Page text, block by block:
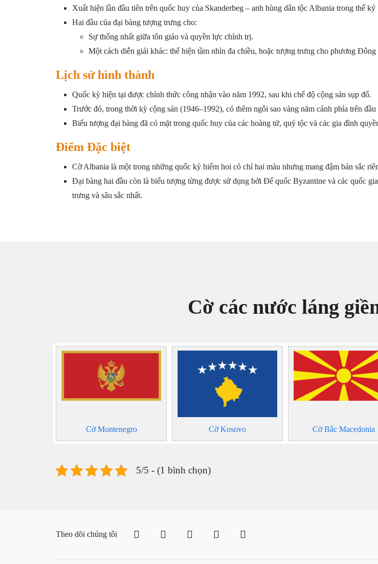
Xuất hiện lần đầu tiên trên quốc huy của Skanderbeg – anh hùng dân tộc Albania trong thế
Hai đầu của đại bàng tượng trưng cho:
Sự thống nhất giữa tôn giáo và quyền lực chính trị.
Một cách diễn giải khác: thể hiện tầm nhìn đa chiều, hoặc tượng trưng cho phương
Lịch sử hình thành
Quốc kỳ hiện tại được chính thức công nhận vào năm 1992, sau khi chế độ cộng sản sụp đổ.
Trước đó, trong thời kỳ cộng sản (1946–1992), có thêm ngôi sao vàng năm cánh phía trên
Biểu tượng đại bàng đã có mặt trong quốc huy của các hoàng tử, quý tộc và các gia đình
Điểm Đặc biệt
Cờ Albania là một trong những quốc kỳ hiếm hoi có chỉ hai màu nhưng mang đậm bản sắc
Đại bàng hai đầu còn là biểu tượng từng được sử dụng bởi Đế quốc Byzantine và các quốc
trưng và sâu sắc nhất.
Cờ các nước láng
Cờ Montenegro Cờ Kosovo Cờ Bắc Macedonia
5/5 - (1 bình chọn)
Theo dõi chúng tôi